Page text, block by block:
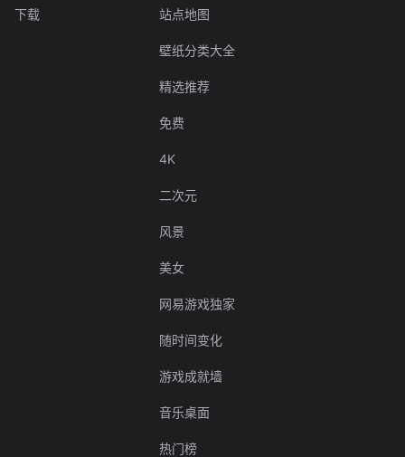
下载 站点地图
壁纸分类大全
精选推荐
免费
4K
二次元
风景
美女
网易游戏独家
随时间变化
游戏成就墙
音乐桌面
热门榜